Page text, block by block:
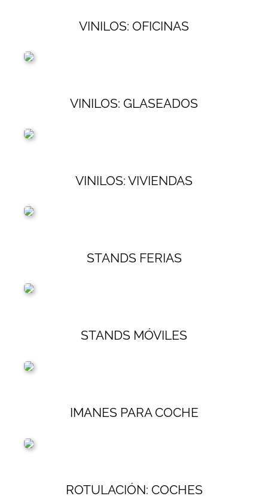
VINILOS: OFICINAS
VINILOS: GLASEADOS
VINILOS: VIVIENDAS
STANDS FERIAS
STANDS MÓVILES
IMANES PARA COCHE
ROTULACIÓN: COCHES